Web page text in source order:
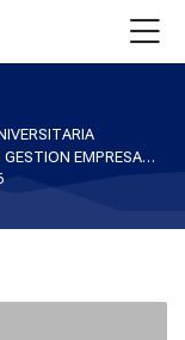
TECNOLOGIA SUPERIOR UNIVERSITARIA EN GESTION EMPRESARIAL